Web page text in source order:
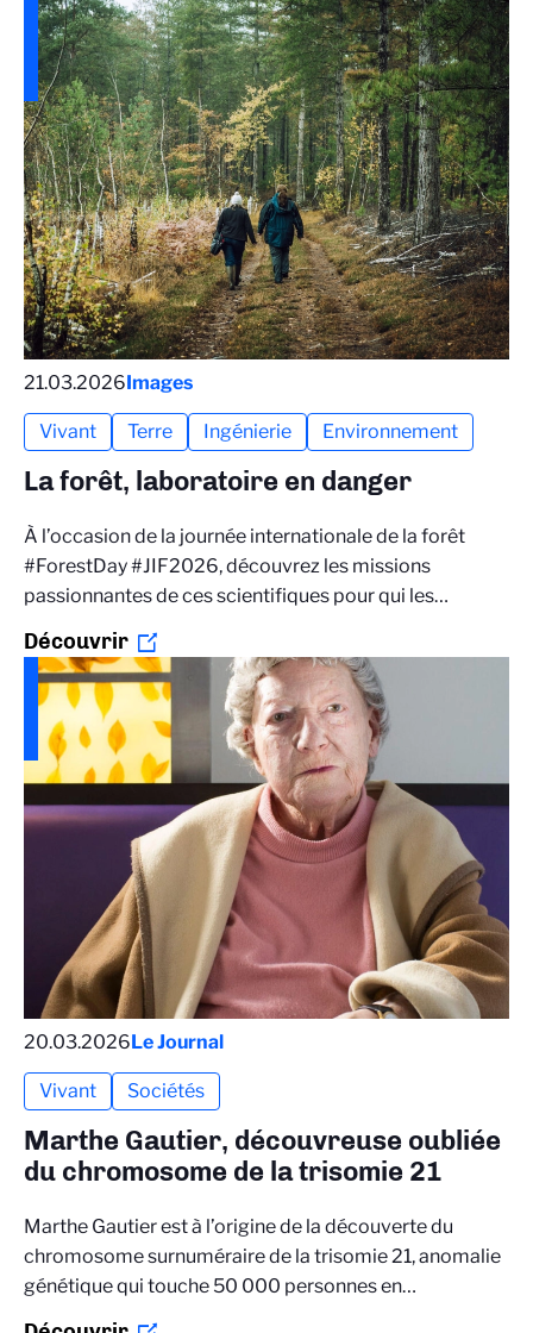
21.03.2026Images
Vivant Terre Ingénierie Environnement
La forêt, laboratoire en danger
À l’occasion de la journée internationale de la forêt
#ForestDay #JIF2026, découvrez les missions
passionnantes de ces scientifiques pour qui les…
Découvrir
20.03.2026Le Journal
Vivant Sociétés
Marthe Gautier, découvreuse oubliée
du chromosome de la trisomie 21
Marthe Gautier est à l’origine de la découverte du
chromosome surnuméraire de la trisomie 21, anomalie
génétique qui touche 50 000 personnes en…